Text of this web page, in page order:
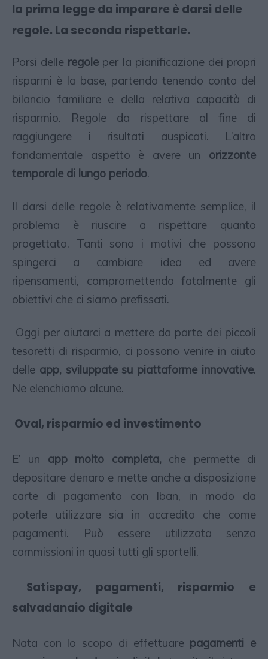
la prima legge da imparare è darsi delle
regole. La seconda rispettarle.
Porsi delle regole per la pianificazione dei propri
risparmi è la base, partendo tenendo conto del
bilancio familiare e della relativa capacità di
risparmio. Regole da rispettare al fine di
raggiungere i risultati auspicati. L’altro
fondamentale aspetto è avere un orizzonte
temporale di lungo periodo.
Il darsi delle regole è relativamente semplice, il
problema è riuscire a rispettare quanto
progettato. Tanti sono i motivi che possono
spingerci a cambiare idea ed avere
ripensamenti, compromettendo fatalmente gli
obiettivi che ci siamo prefissati.
Oggi per aiutarci a mettere da parte dei piccoli
tesoretti di risparmio, ci possono venire in aiuto
delle app, sviluppate su piattaforme innovative.
Ne elenchiamo alcune.
Oval, risparmio ed investimento
E’ un app molto completa, che permette di
depositare denaro e mette anche a disposizione
carte di pagamento con Iban, in modo da
poterle utilizzare sia in accredito che come
pagamenti. Può essere utilizzata senza
commissioni in quasi tutti gli sportelli.
Satispay, pagamenti, risparmio e
salvadanaio digitale
Nata con lo scopo di effettuare pagamenti e